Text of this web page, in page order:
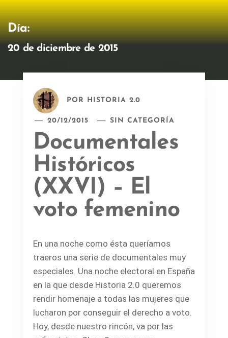
Día:
20 de diciembre de 2015
POR HISTORIA 2.0
20/12/2015 SIN CATEGORÍA
Documentales
Históricos
(XXVI) – El
voto femenino
En una noche como ésta queríamos
traeros una serie de documentales muy
especiales. Una noche electoral en España
en la que desde Historia 2.0 queremos
rendir homenaje a todas las mujeres que
lucharon por conseguir el derecho a voto.
Hoy, desde nuestro rincón, va por las